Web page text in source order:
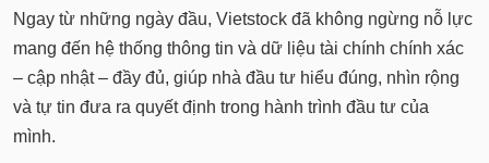
Ngay từ những ngày đầu, Vietstock đã không ngừng nỗ lực
mang đến hệ thống thông tin và dữ liệu tài chính chính xác
– cập nhật – đầy đủ, giúp nhà đầu tư hiểu đúng, nhìn rộng
và tự tin đưa ra quyết định trong hành trình đầu tư của
mình.